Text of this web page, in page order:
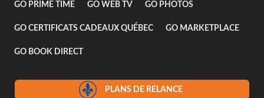
GO PRIME TIME GO WEB TV GO PHOTOS
GO CERTIFICATS CADEAUX QUÉBEC GO MARKETPLACE
GO BOOK DIRECT
PLANS DE RELANCE